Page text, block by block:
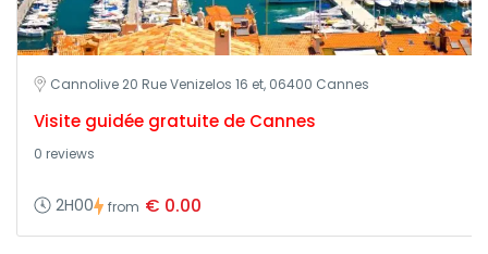
Cannolive 20 Rue Venizelos 16 et, 06400 Cannes
Visite guidée gratuite de Cannes
0 reviews
2H00 from € 0.00